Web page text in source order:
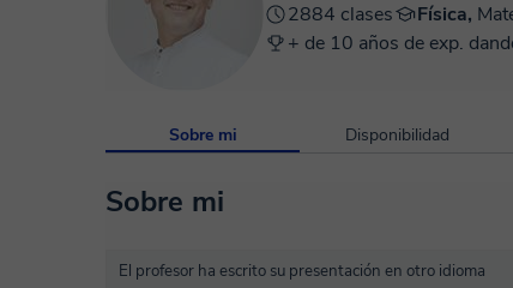
2884 clases
Física,
+ de 10 años de exp.
Sobre mi Disponibilidad
Sobre mi
El profesor ha escrito su presentación en otro idioma